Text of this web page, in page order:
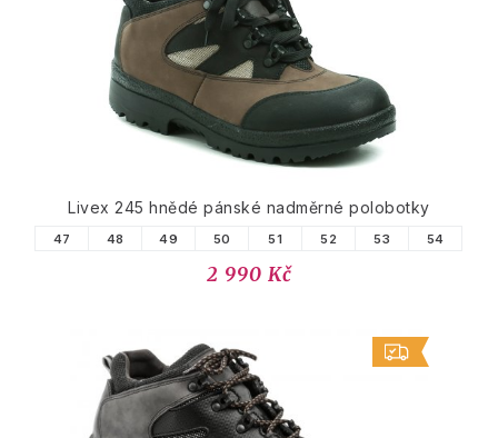
PODOBNÉ PRODUKTY
Livex 245 hnědé pánské nadměrné polobotky
47 48 49 50 51 52 53 54
2 990 Kč